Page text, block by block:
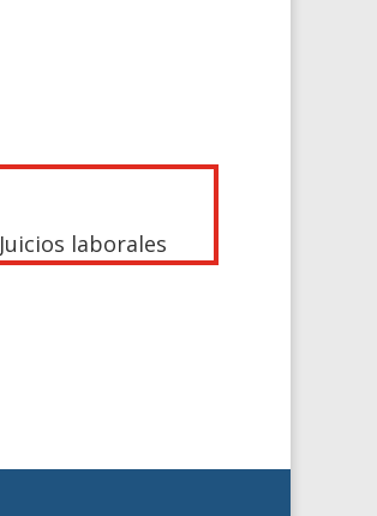
Juicios laborales